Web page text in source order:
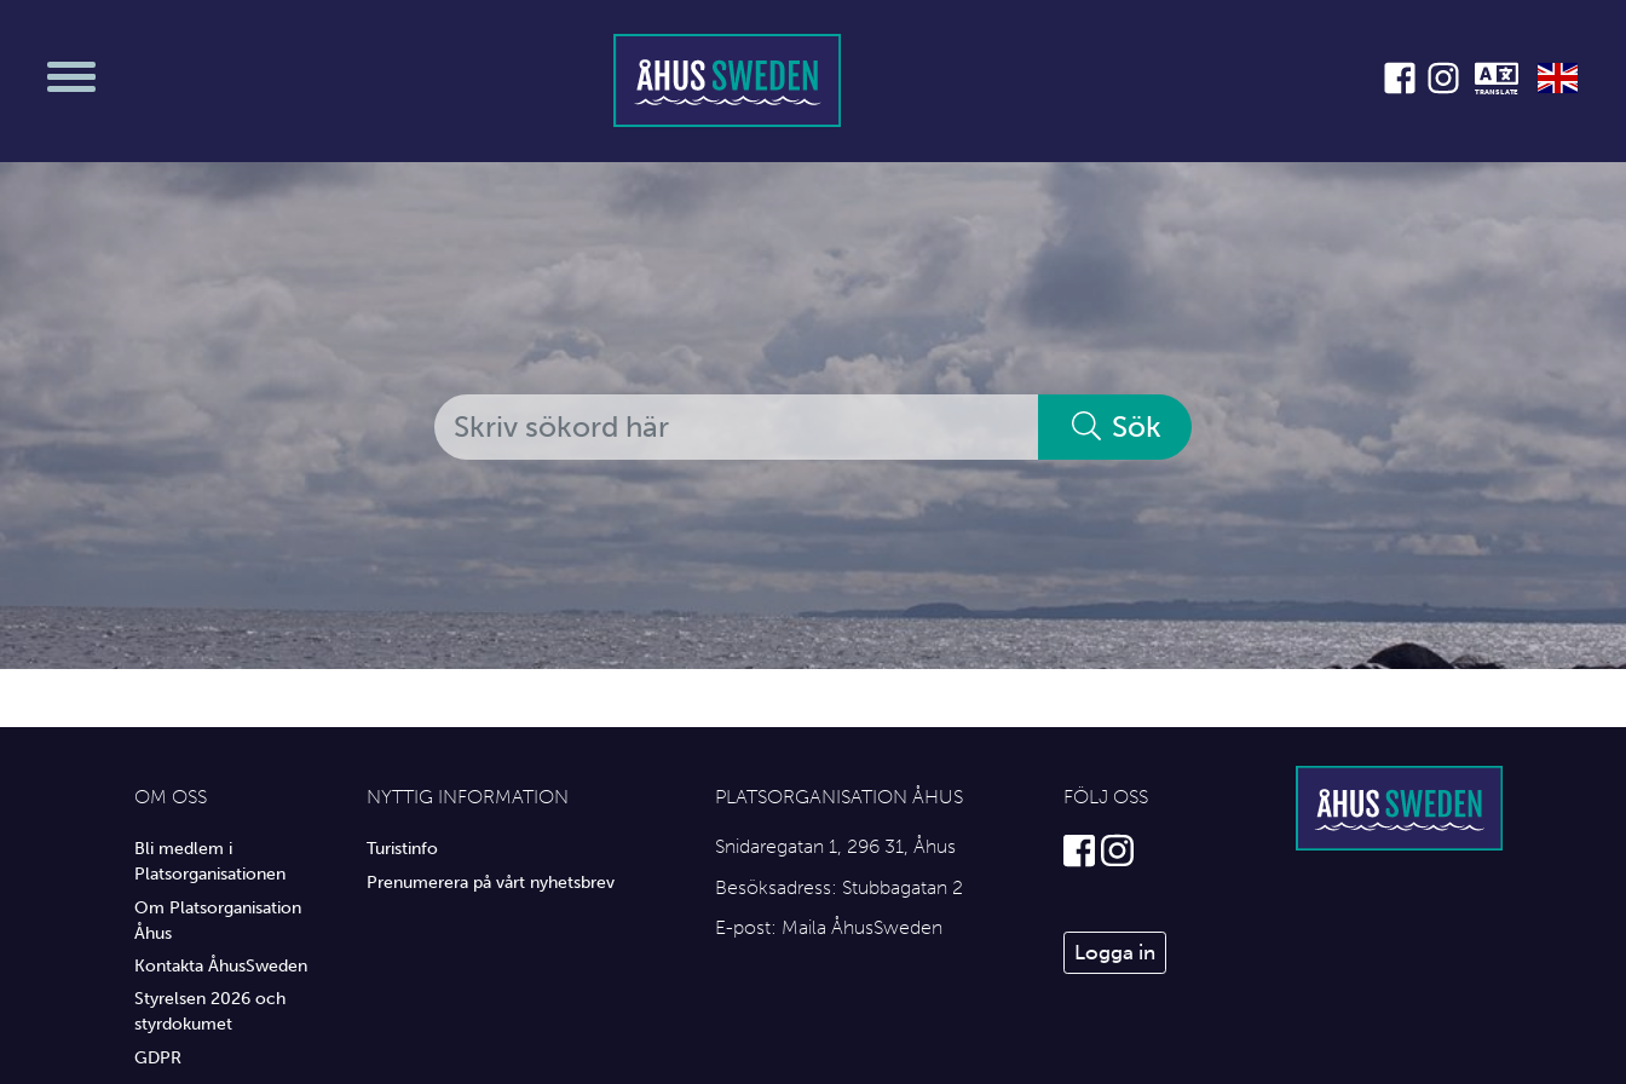
TRANSLATE
Sök
OM OSS
Bli medlem i
Platsorganisationen
Om Platsorganisation
Åhus
Kontakta ÅhusSweden
Styrelsen 2026 och
styrdokumet
GDPR
NYTTIG INFORMATION
Turistinfo
Prenumerera på vårt nyhetsbrev
PLATSORGANISATION ÅHUS
Snidaregatan 1, 296 31, Åhus
Besöksadress: Stubbagatan 2
E-post: Maila ÅhusSweden
FÖLJ OSS
Logga in